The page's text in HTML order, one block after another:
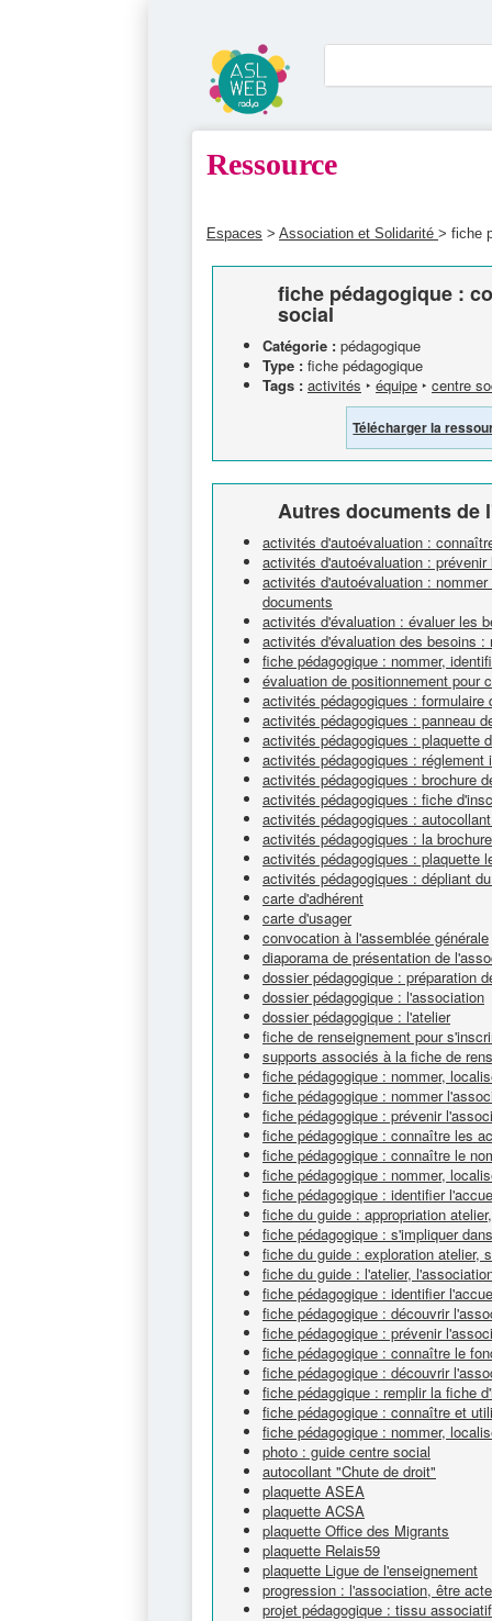
Ressource
Espaces > Association et Solidarité > fiche
fiche pédagogique :
social
Catégorie : pédagogique
Type : fiche pédagogique
Tags : activités ‣ équipe ‣ centre
Télécharger la
Autres documents de
activités d'autoévaluation :
activités d'autoévaluation :
activités d'autoévaluation :
documents
activités d'évaluation : évaluer les
activités d'évaluation des besoins
fiche pédagogique : nommer,
évaluation de positionnement pour
activités pédagogiques : formulaire
activités pédagogiques : panneau
activités pédagogiques : plaquette
activités pédagogiques :
activités pédagogiques : brochure
activités pédagogiques : fiche
activités pédagogiques :
activités pédagogiques : la
activités pédagogiques : plaquette
activités pédagogiques : dépliant
carte d'adhérent
carte d'usager
convocation à l'assemblée générale
diaporama de présentation de
dossier pédagogique : préparation
dossier pédagogique : l'association
dossier pédagogique : l'atelier
fiche de renseignement pour
supports associés à la fiche de
fiche pédagogique : nommer,
fiche pédagogique : nommer
fiche pédagogique : prévenir
fiche pédagogique : connaître les
fiche pédagogique : connaître le
fiche pédagogique : nommer,
fiche pédagogique : identifier
fiche du guide : appropriation
fiche pédagogique : s'impliquer
fiche du guide : exploration atelier,
fiche du guide : l'atelier,
fiche pédagogique : identifier
fiche pédagogique : découvrir
fiche pédagogique : prévenir
fiche pédagogique : connaître le
fiche pédagogique : découvrir
fiche pédaggique : remplir la fiche
fiche pédagogique : connaître et
fiche pédagogique : nommer,
photo : guide centre social
autocollant "Chute de droit"
plaquette ASEA
plaquette ACSA
plaquette Office des Migrants
plaquette Relais59
plaquette Ligue de l'enseignement
progression : l'association, être
projet pédagogique : tissu